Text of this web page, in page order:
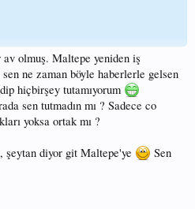
olmuş. Maltepe yeniden iş
ne zaman böyle haberlerle gelsen
hiçbirşey tutamıyorum
sen tutmadın mı ? Sadece co
yoksa ortak mı ?
şeytan diyor git Maltepe'ye
Sen